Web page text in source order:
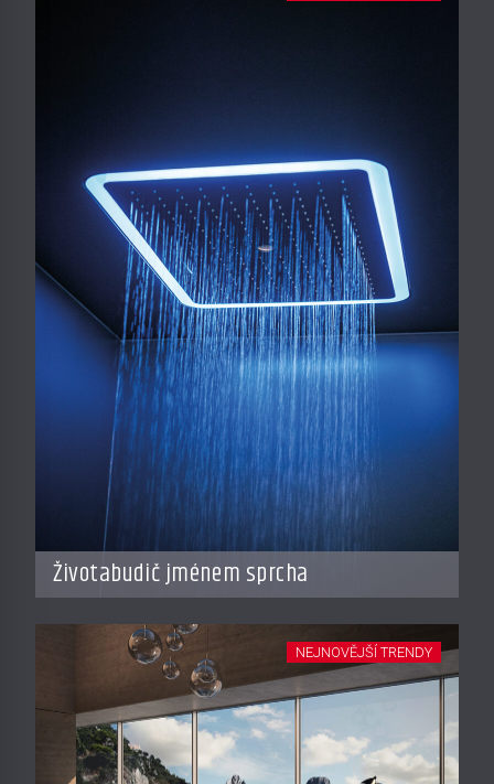
Životabudič jménem sprcha
NEJNOVĚJŠÍ TRENDY